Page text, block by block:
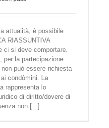
attualità, è possibile
RIASSUNTIVA
ci si deve comportare.
per la partecipazione
può essere richiesta
condòmini. La
rappresenta lo
di diritto/dovere di
non [...]